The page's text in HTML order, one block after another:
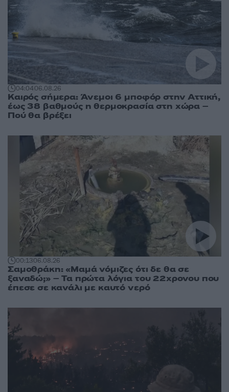
04:0406.08.26
Καιρός σήμερα: Άνεμοι 6 μποφόρ στην Αττική,
έως 38 βαθμούς η θερμοκρασία στη χώρα –
Πού θα βρέξει
00:1306.08.26
Σαμοθράκη: «Μαμά νόμιζες ότι δε θα σε
ξαναδώ;» – Τα πρώτα λόγια του 22χρονου που
έπεσε σε κανάλι με καυτό νερό